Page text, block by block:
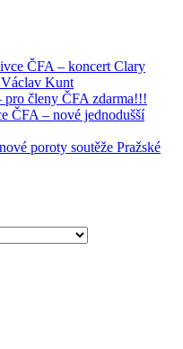
ČFA – koncert Clary
Václav Kunt
pro členy ČFA zdarma!!!
ČFA – nové jednodušší
poroty soutěže Pražské